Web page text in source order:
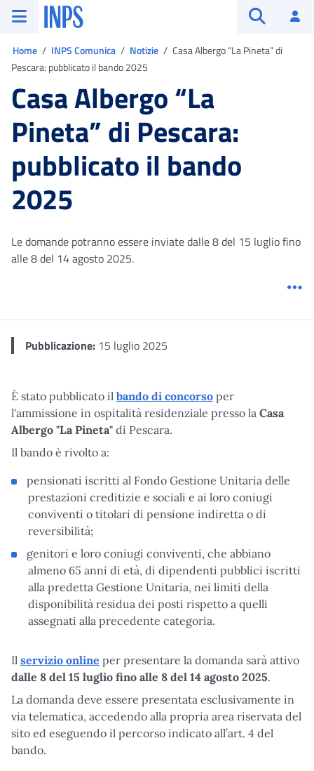
Vai al menu principale
Vai al contenuto principale
Vai al pie' di pagina
INPS ()
Home INPS Comunica Notizie
Casa Albergo “La Pineta” di
Pescara: pubblicato il bando 2025
Casa Albergo “La
Pineta” di Pescara:
pubblicato il bando
2025
Le domande potranno essere inviate dalle 8 del 15 luglio fino
alle 8 del 14 agosto 2025.
Pubblicazione: 15 luglio 2025
È stato pubblicato il bando di concorso per
l'ammissione in ospitalità residenziale presso la Casa
Albergo "La Pineta" di Pescara.
Il bando è rivolto a:
pensionati iscritti al Fondo Gestione Unitaria delle
prestazioni creditizie e sociali e ai loro coniugi
conviventi o titolari di pensione indiretta o di
reversibilità;
genitori e loro coniugi conviventi, che abbiano
almeno 65 anni di età, di dipendenti pubblici iscritti
alla predetta Gestione Unitaria, nei limiti della
disponibilità residua dei posti rispetto a quelli
assegnati alla precedente categoria.
Il servizio online per presentare la domanda sarà attivo
dalle 8 del 15 luglio fino alle 8 del 14 agosto 2025.
La domanda deve essere presentata esclusivamente in
via telematica, accedendo alla propria area riservata del
sito ed eseguendo il percorso indicato all’art. 4 del
bando.